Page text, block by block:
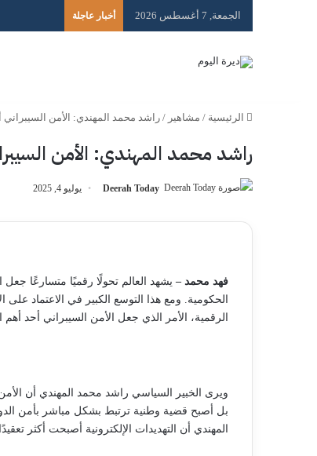
الجمعة, 7 أغسطس 2026 أخبار عاجلة
الرئيسية / مشاهير / راشد محمد المهندي: الأمن السيبراني
راشد محمد المهندي: الأمن
Deerah Today يوليو 4, 2025
فهد محمد – يشهد العالم تحولًا رقميًا متسارعًا جعل
الحكومية. ومع هذا التوسع الكبير في الاعتماد على
الرقمية، الأمر الذي جعل الأمن السيبراني أحد
ويرى الخبير السياسي راشد محمد المهندي أن
بل أصبح قضية وطنية ترتبط بشكل مباشر بأمن
المهندي أن التهديدات الإلكترونية أصبحت أكثر